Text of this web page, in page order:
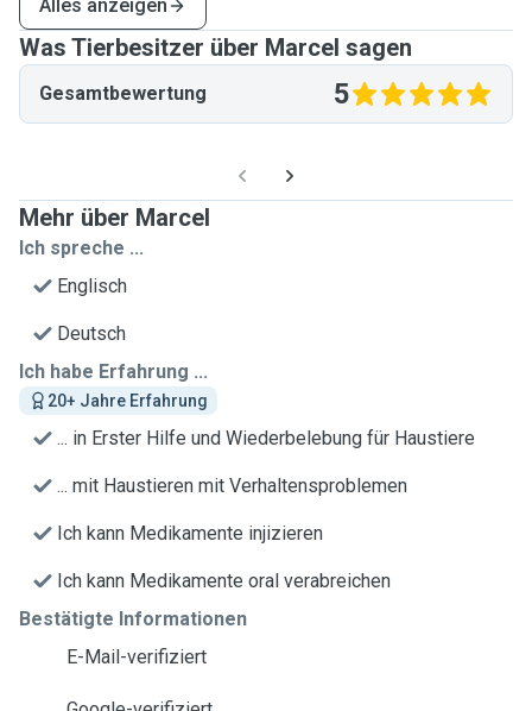
Alles anzeigen
Was Tierbesitzer über Marcel sagen
Gesamtbewertung 5
Mehr über Marcel
Ich spreche ...
Englisch
Deutsch
Ich habe Erfahrung ...
20+ Jahre Erfahrung
... in Erster Hilfe und Wiederbelebung für Haustiere
... mit Haustieren mit Verhaltensproblemen
Ich kann Medikamente injizieren
Ich kann Medikamente oral verabreichen
Bestätigte Informationen
E-Mail-verifiziert